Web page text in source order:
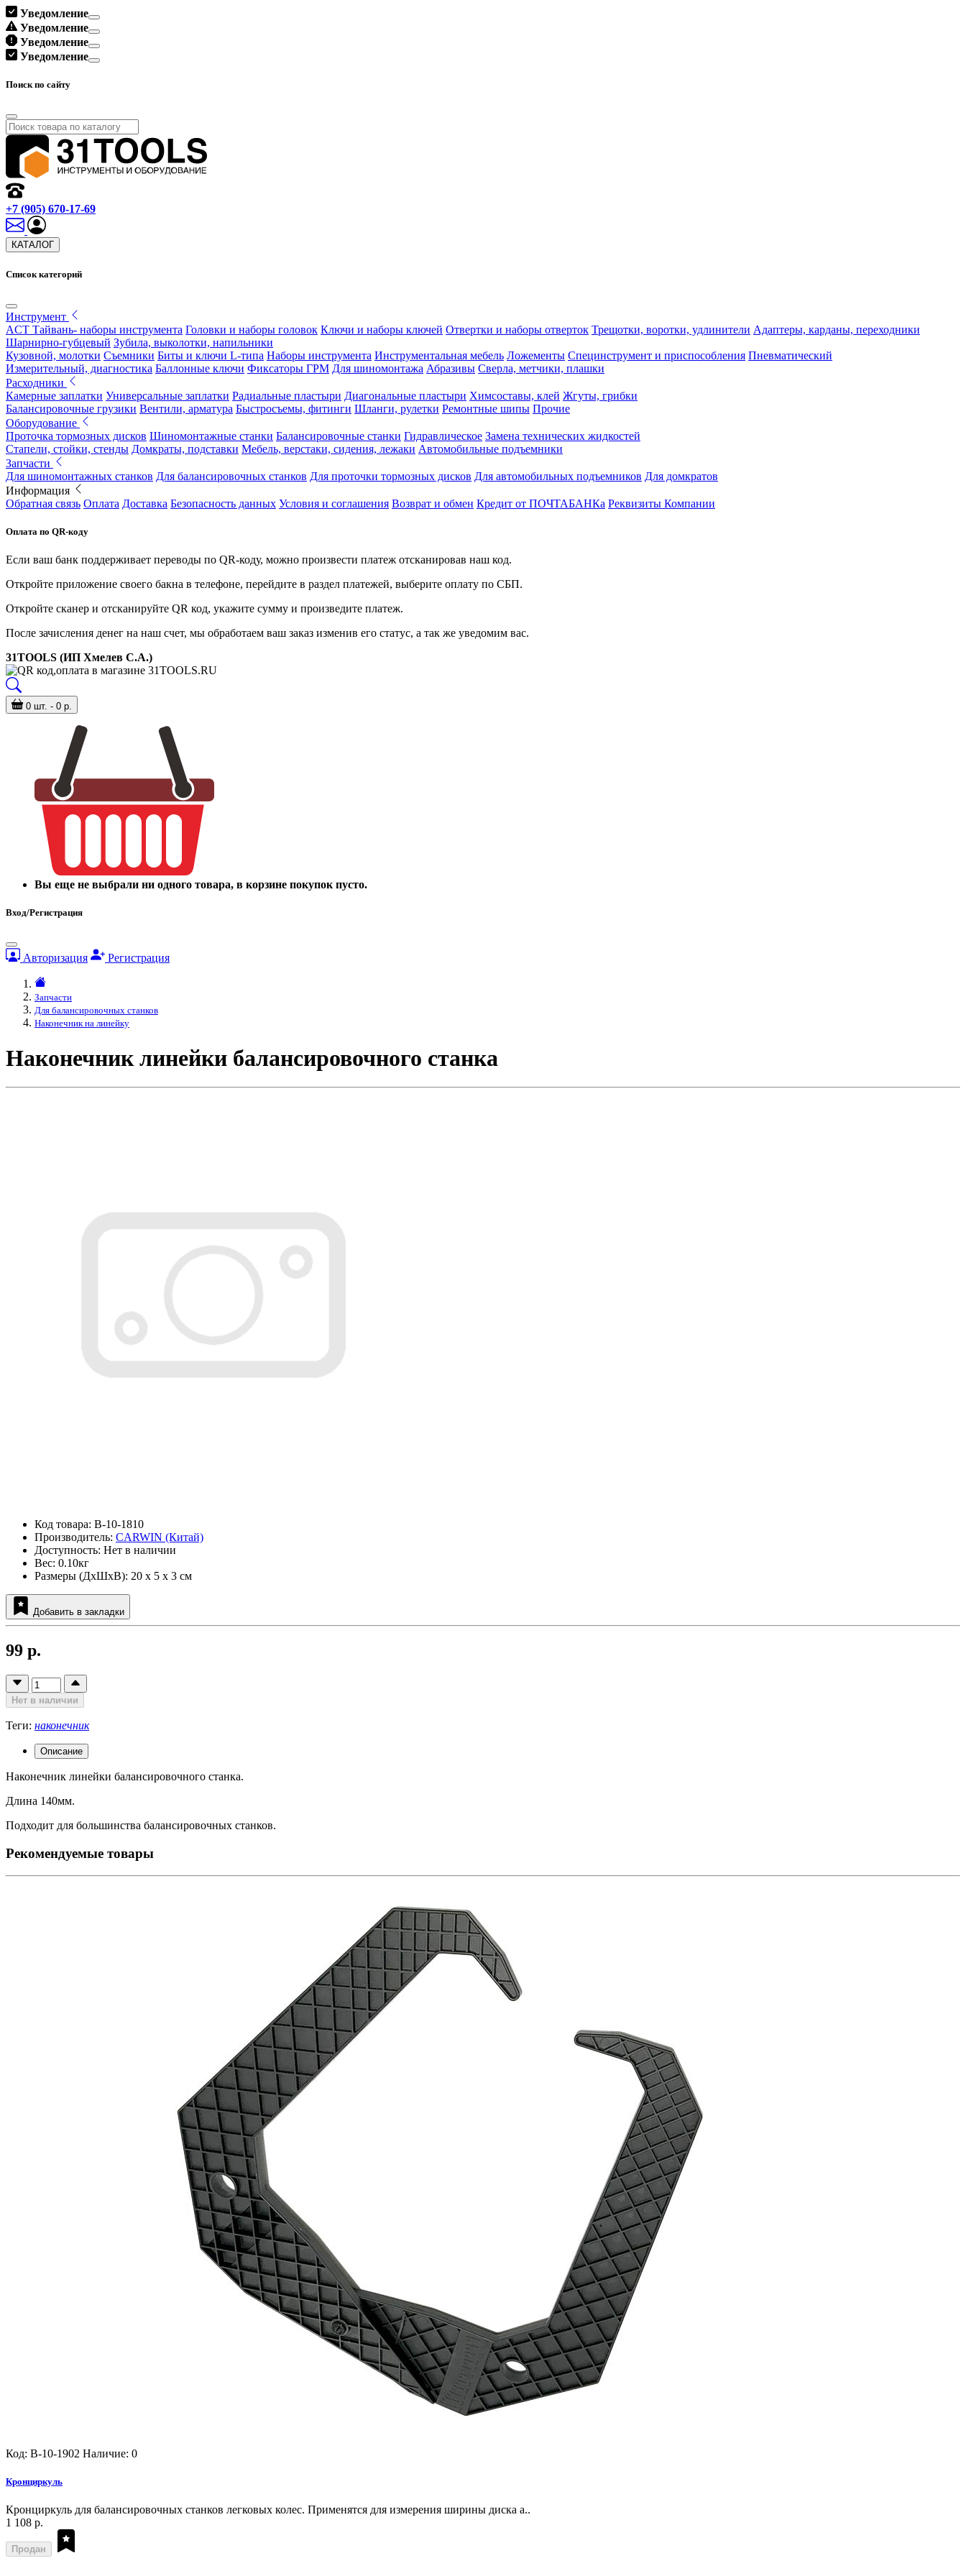
Уведомление
Уведомление
Уведомление
Уведомление
Поиск по сайту
+7 (905) 670-17-69
КАТАЛОГ
Список категорий
Инструмент
ACT Тайвань- наборы инструмента Головки и наборы головок Ключи и наборы ключей Отвертки и наборы отверток Трещотки, воротки, удлинители Адаптеры, карданы, переходники
Шарнирно-губцевый Зубила, выколотки, напильники
Кузовной, молотки Съемники Биты и ключи L-типа Наборы инструмента Инструментальная мебель Ложементы Специнструмент и приспособления Пневматический
Измерительный, диагностика Баллонные ключи Фиксаторы ГРМ Для шиномонтажа Абразивы Сверла, метчики, плашки
Расходники
Камерные заплатки Универсальные заплатки Радиальные пластыри Диагональные пластыри Химсоставы, клей Жгуты, грибки
Балансировочные грузики Вентили, арматура Быстросъемы, фитинги Шланги, рулетки Ремонтные шипы Прочие
Оборудование
Проточка тормозных дисков Шиномонтажные станки Балансировочные станки Гидравлическое Замена технических жидкостей
Стапели, стойки, стенды Домкраты, подставки Мебель, верстаки, сидения, лежаки Автомобильные подъемники
Запчасти
Для шиномонтажных станков Для балансировочных станков Для проточки тормозных дисков Для автомобильных подъемников Для домкратов
Информация
Обратная связь Оплата Доставка Безопасность данных Условия и соглашения Возврат и обмен Кредит от ПОЧТАБАНКа Реквизиты Компании
Оплата по QR-коду
Если ваш банк поддерживает переводы по QR-коду, можно произвести платеж отсканировав наш код.
Откройте приложение своего бакна в телефоне, перейдите в раздел платежей, выберите оплату по СБП.
Откройте сканер и отсканируйте QR код, укажите сумму и произведите платеж.
После зачисления денег на наш счет, мы обработаем ваш заказ изменив его статус, а так же уведомим вас.
31TOOLS (ИП Хмелев С.А.)
0 шт. - 0 р.
Вы еще не выбрали ни одного товара, в корзине покупок пусто.
Вход/Регистрация
Авторизация Регистрация
Запчасти
Для балансировочных станков
Наконечник на линейку
Наконечник линейки балансировочного станка
Код товара: B-10-1810
Производитель: CARWIN (Китай)
Доступность: Нет в наличии
Вес: 0.10кг
Размеры (ДxШxВ): 20 x 5 x 3 см
Добавить в закладки
99 р.
Нет в наличии
Теги: наконечник
Описание
Наконечник линейки балансировочного станка.
Длина 140мм.
Подходит для большинства балансировочных станков.
Рекомендуемые товары
Код: B-10-1902 Наличие: 0
Кронциркуль
Кронциркуль для балансировочных станков легковых колес. Применятся для измерения ширины диска а..
1 108 р.
Продан